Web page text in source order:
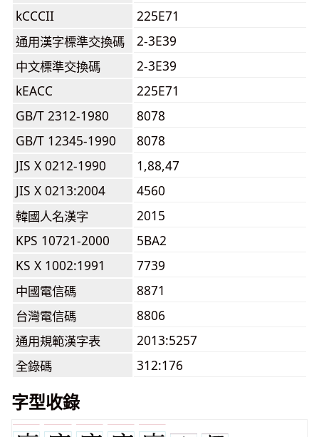
kCCCII
225E71
通用漢字標準交換碼
2-3E39
中文標準交換碼
2-3E39
kEACC
225E71
GB/T 2312-1980
8078
GB/T 12345-1990
8078
JIS X 0212-1990
1,88,47
JIS X 0213:2004
4560
韓國人名漢字
2015
KPS 10721-2000
5BA2
KS X 1002:1991
7739
中國電信碼
8871
台灣電信碼
8806
通用規範漢字表
2013:5257
全錄碼
312:176
字型收錄